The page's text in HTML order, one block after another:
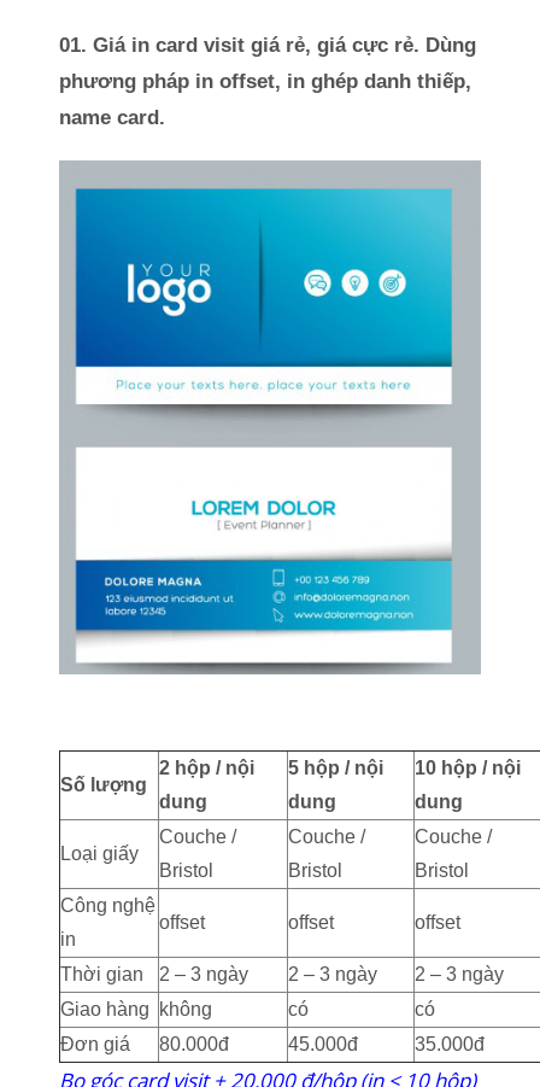
01. Giá in card visit giá rẻ, giá cực rẻ. Dùng
phương pháp in offset, in ghép danh thiếp,
name card.
Số lượng
2 hộp / nội
dung
5 hộp / nội
dung
10 hộp / nội
dung
Loại giấy
Couche /
Bristol
Couche /
Bristol
Couche /
Bristol
Công nghệ
in
offset offset offset
Thời gian 2 – 3 ngày 2 – 3 ngày
2 – 3 ngày
Giao hàng
không có
có
Đơn giá
80.000đ 45.000đ 35.000đ
Bo góc card visit + 20.000 đ/hộp (in < 10 hộp)